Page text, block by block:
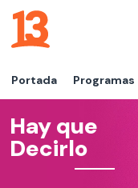
Portada Programas
Hay que
Decirlo